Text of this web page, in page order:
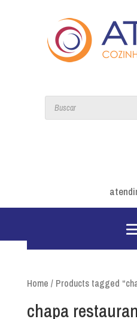
Products
search
Home / Products tagged
chapa